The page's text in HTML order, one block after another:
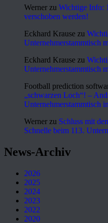
Werner zu Wichtige Info:
verschoben werden!
Eckhard Krause zu
Unternehmerstammtisch
Eckhard Krause zu
Unternehmerstammtisch
Football prediction
„schwarzen Loch“! –
Unternehmerstammtisch
Werner zu Schluss mit
Schnelle beim 113.
News-Archiv
2026
2025
2024
2023
2022
2020